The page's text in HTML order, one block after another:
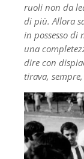
ruoli non da
di più. Allora
in possesso di
una
dire con
tirava,